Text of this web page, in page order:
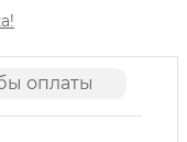
оплаты